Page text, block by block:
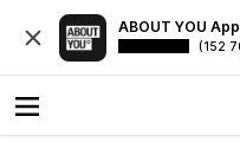
ABOUT YOU App
(152